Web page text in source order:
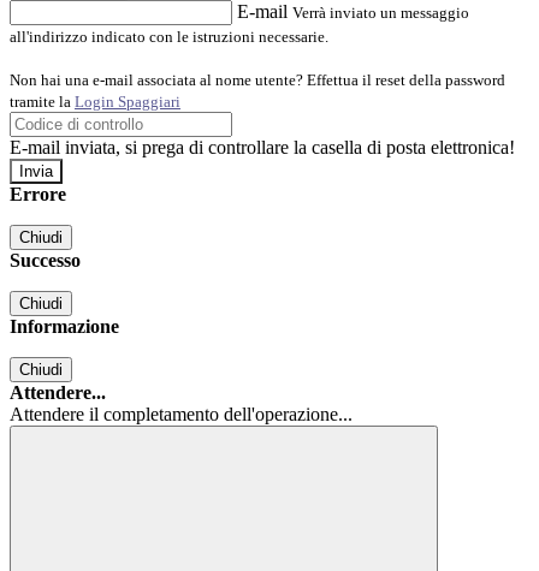
E-mail Verrà inviato un messaggio
all'indirizzo indicato con le istruzioni necessarie.
Non hai una e-mail associata al nome utente? Effettua il reset della password
tramite la Login Spaggiari
E-mail inviata, si prega di controllare la casella di posta elettronica!
Errore
Chiudi
Successo
Chiudi
Informazione
Chiudi
Attendere...
Attendere il completamento dell'operazione...